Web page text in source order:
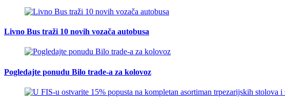
Livno Bus traži 10 novih vozača autobusa
Pogledajte ponudu Bilo trade-a za kolovoz